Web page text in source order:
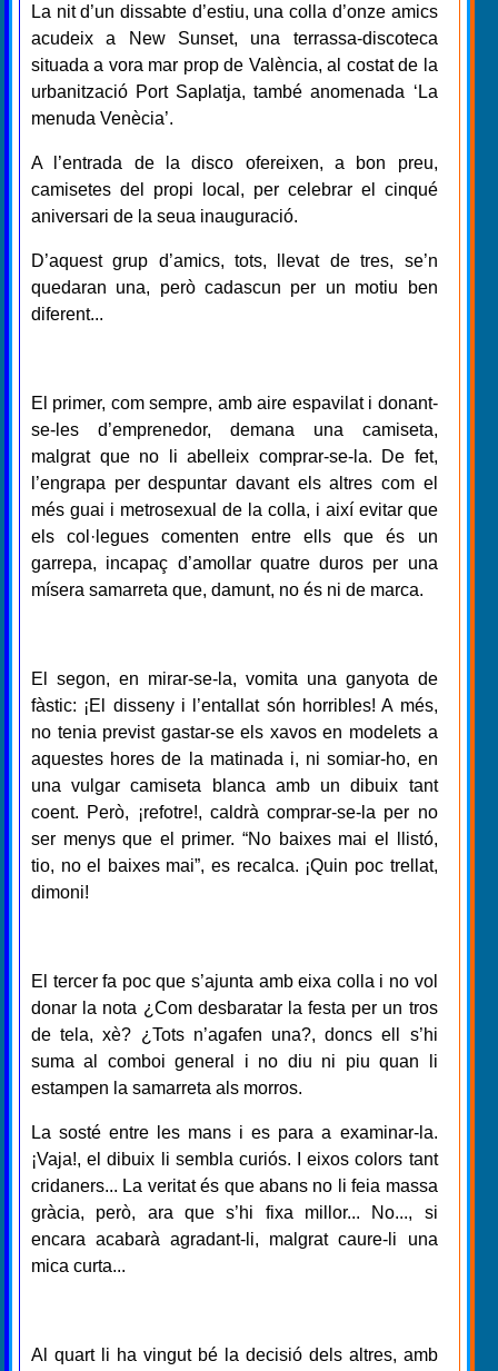
La nit d’un dissabte d’estiu, una colla d’onze amics
acudeix a New Sunset, una terrassa-discoteca
situada a vora mar prop de València, al costat de la
urbanització Port Saplatja, també anomenada ‘La
menuda Venècia’.
A l’entrada de la disco ofereixen, a bon preu,
camisetes del propi local, per celebrar el cinqué
aniversari de la seua inauguració.
D’aquest grup d’amics, tots, llevat de tres, se’n
quedaran una, però cadascun per un motiu ben
diferent...
El primer, com sempre, amb aire espavilat i donant-
se-les d’emprenedor, demana una camiseta,
malgrat que no li abelleix comprar-se-la. De fet,
l’engrapa per despuntar davant els altres com el
més guai i metrosexual de la colla, i així evitar que
els col·legues comenten entre ells que és un
garrepa, incapaç d’amollar quatre duros per una
mísera samarreta que, damunt, no és ni de marca.
El segon, en mirar-se-la, vomita una ganyota de
fàstic: ¡El disseny i l’entallat són horribles! A més,
no tenia previst gastar-se els xavos en modelets a
aquestes hores de la matinada i, ni somiar-ho, en
una vulgar camiseta blanca amb un dibuix tant
coent. Però, ¡refotre!, caldrà comprar-se-la per no
ser menys que el primer. “No baixes mai el llistó,
tio, no el baixes mai”, es recalca. ¡Quin poc trellat,
dimoni!
El tercer fa poc que s’ajunta amb eixa colla i no vol
donar la nota ¿Com desbaratar la festa per un tros
de tela, xè? ¿Tots n’agafen una?, doncs ell s’hi
suma al comboi general i no diu ni piu quan li
estampen la samarreta als morros.
La sosté entre les mans i es para a examinar-la.
¡Vaja!, el dibuix li sembla curiós. I eixos colors tant
cridaners... La veritat és que abans no li feia massa
gràcia, però, ara que s’hi fixa millor... No..., si
encara acabarà agradant-li, malgrat caure-li una
mica curta...
Al quart li ha vingut bé la decisió dels altres, amb